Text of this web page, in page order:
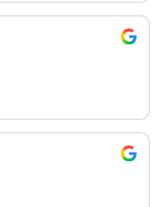
הייתם סבלנים